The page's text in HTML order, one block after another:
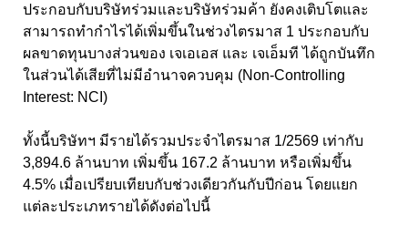
ประกอบกับบริษัทร่วมและบริษัทร่วมค้า ยังคงเติบโตและ
สามารถทำกำไรได้เพิ่มขึ้นในช่วงไตรมาส 1 ประกอบกับ
ผลขาดทุนบางส่วนของ เจเอเอส และ เจเอ็มที ได้ถูกบันทึก
ในส่วนได้เสียที่ไม่มีอำนาจควบคุม (Non-Controlling
Interest: NCI)
ทั้งนี้บริษัทฯ มีรายได้รวมประจำไตรมาส 1/2569 เท่ากับ
3,894.6 ล้านบาท เพิ่มขึ้น 167.2 ล้านบาท หรือเพิ่มขึ้น
4.5% เมื่อเปรียบเทียบกับช่วงเดียวกันกับปีก่อน โดยแยก
แต่ละประเภทรายได้ดังต่อไปนี้